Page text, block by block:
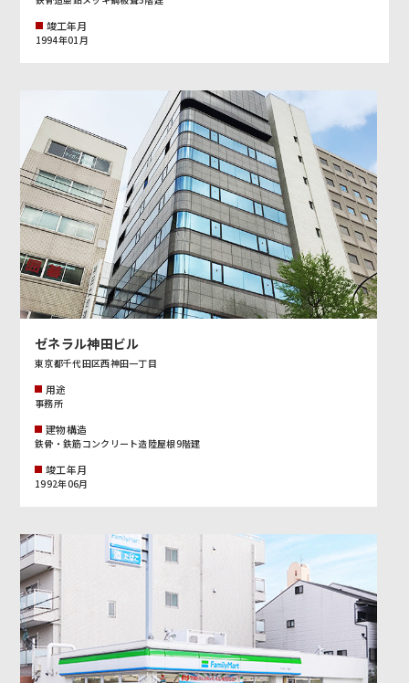
竣工年月
1994年01月
ゼネラル神田ビル
東京都千代田区西神田一丁目
用途
事務所
建物構造
鉄骨・鉄筋コンクリート造陸屋根9階建
竣工年月
1992年06月